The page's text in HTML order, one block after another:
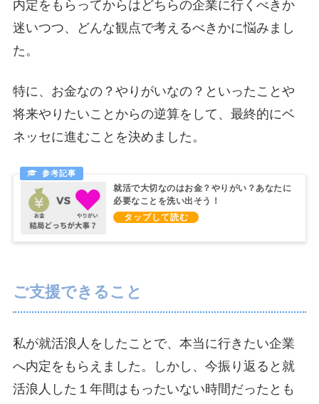
内定をもらってからはどちらの企業に行くべきか
迷いつつ、どんな観点で考えるべきかに悩みまし
た。
特に、お金なの？やりがいなの？といったことや
将来やりたいことからの逆算をして、最終的にベ
ネッセに進むことを決めました。
就活で大切なのはお金？やりがい？あなたに
必要なことを洗い出そう！
ご支援できること
私が就活浪人をしたことで、本当に行きたい企業
へ内定をもらえました。しかし、今振り返ると就
活浪人した１年間はもったいない時間だったとも